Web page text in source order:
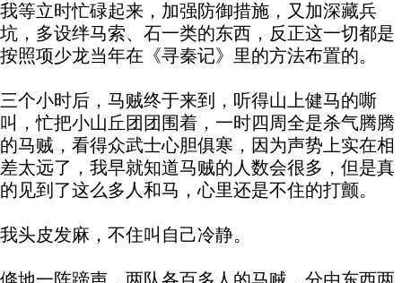
我等立时忙碌起来，加强防御措施，又加深藏兵
坑，多设绊马索、石一类的东西，反正这一切都是
按照项少龙当年在《寻秦记》里的方法布置的。
三个小时后，马贼终于来到，听得山上健马的嘶
叫，忙把小山丘团团围着，一时四周全是杀气腾腾
的马贼，看得众武士心胆俱寒，因为声势上实在相
差太远了，我早就知道马贼的人数会很多，但是真
的见到了这么多人和马，心里还是不住的打颤。
我头皮发麻，不住叫自己冷静。